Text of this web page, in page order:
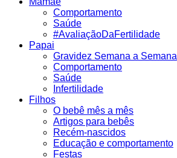
Comportamento
Saúde
#AvaliaçãoDaFertilidade
Papai
Gravidez Semana a Semana
Comportamento
Saúde
Infertilidade
Filhos
O bebê mês a mês
Artigos para bebês
Recém-nascidos
Educação e comportamento
Festas